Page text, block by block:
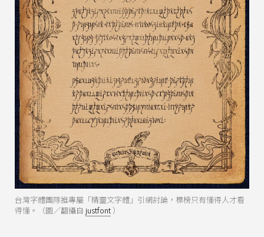
台灣字體團隊推專屬「精靈文字體」引網討論，標榜只有懂得人才看
得懂。（圖／翻攝自 justfont ）